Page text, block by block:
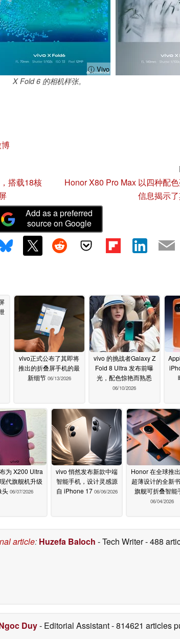
ⓘ Vivo
X Fold 6 的相机样张。
搭载18核
Honor X80 Pro Max 以四种配
信息揭示
Add as a preferred
source on Google
vivo正式公布了其即将
推出的折叠屏手机的最
新细节 06/13/2026
vivo 的挑战者Galaxy Z
Fold 8 Ultra 发布前曝
光，配色惊艳而熟悉
06/10/2026
为 X200 Ultra
代旗舰机升级
头 06/07/2026
vivo 悄然发布新款中端
智能手机，设计灵感源
自 iPhone 17 06/06/2026
Honor 在全球推
超薄设计的全新
旗舰可折叠智能
06/04/2026
article: Huzefa Baloch - Tech Writer- 488
Duy- Editorial Assistant- 814621 articles